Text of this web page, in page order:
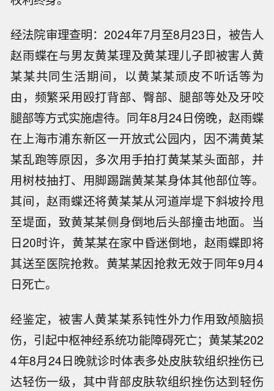
经法院审理查明：2024年7月至8月23日，被告人
赵雨蝶在与男友黄某理及黄某理儿子即被害人黄
某某共同生活期间，以黄某某顽皮不听话等为
由，频繁采用殴打背部、臀部、腿部等处及牙咬
腿部等方式实施虐待。同年8月24日傍晚，赵雨蝶
在上海市浦东新区一开放式公园内，因不满黄某
某乱跑等原因，多次用手拍打黄某某头面部，并
用树枝抽打、用脚踢踹黄某某身体其他部位等。
其间，赵雨蝶还将黄某某从河道岸堤下斜坡拎甩
至堤面，致黄某某侧身倒地后头部撞击地面。当
日20时许，黄某某在家中昏迷倒地，赵雨蝶即将
其送至医院抢救。黄某某因抢救无效于同年9月4
日死亡。
经鉴定，被害人黄某某系钝性外力作用致颅脑损
伤，引起中枢神经系统功能障碍死亡；黄某某202
4年8月24日晚就诊时体表多处皮肤软组织挫伤已
达轻伤一级，其中背部皮肤软组织挫伤达到轻伤